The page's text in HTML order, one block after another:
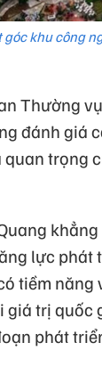
góc khu công
Thường
đánh giá
trọng
lực
tiềm
giá trị quốc
phát